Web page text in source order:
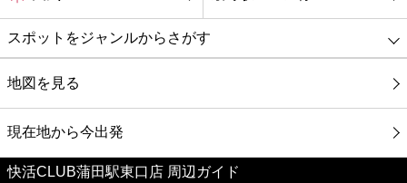
スポットをジャンルからさがす
グルメ
映画
地図を見る
現在地から今出発
快活CLUB蒲田駅東口店 周辺ガイド